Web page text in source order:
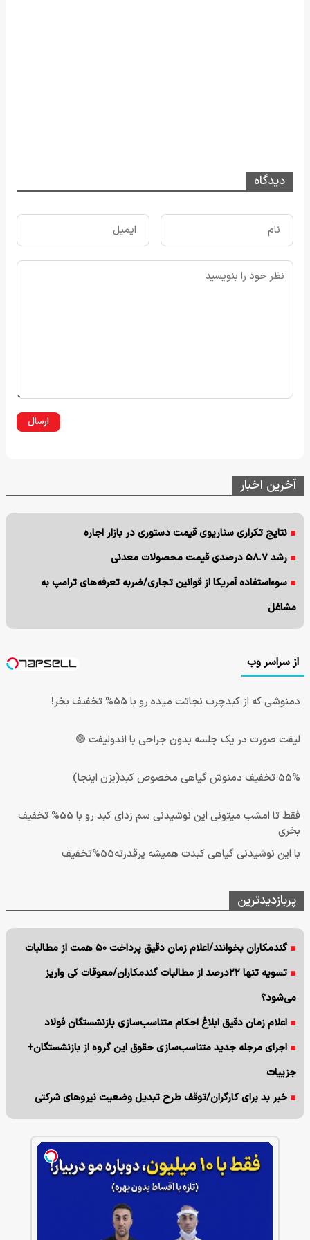
دیدگاه
ارسال
آخرین اخبار
نتایج تکراری سناریوی قیمت دستوری در بازار اجاره
رشد ۵۸.۷ درصدی قیمت محصولات معدنی
سوءاستفاده آمریکا از قوانین تجاری/ضربه تعرفه‌های ترامپ به
مشاغل
از سراسر وب
دمنوشی که از کبدچرب نجاتت میده رو با 55% تخفیف بخر!
لیفت صورت در یک جلسه بدون جراحی با اندولیفت 🟢
55% تخفیف دمنوش گیاهی مخصوص کبد(بزن اینجا)
فقط تا امشب میتونی این نوشیدنی سم زدای کبد رو با 55% تخفیف
بخری
با این نوشیدنی گیاهی کبدت همیشه پرقدرته55%تخفیف
پربازدیدترین
گندمکاران بخوانند/اعلام زمان دقیق پرداخت ۵۰ همت از مطالبات
تسویه تنها ۲۲درصد از مطالبات گندمکاران/معوقات کی واریز
می‌شود؟
اعلام زمان دقیق ابلاغ احکام متناسب‌سازی بازنشستگان فولاد
اجرای مرجله جدید متناسب‌سازی حقوق این گروه از بازنشستگان+
جزییات
خبر بد برای کارگران/توقف طرح تبدیل وضعیت نیروهای شرکتی